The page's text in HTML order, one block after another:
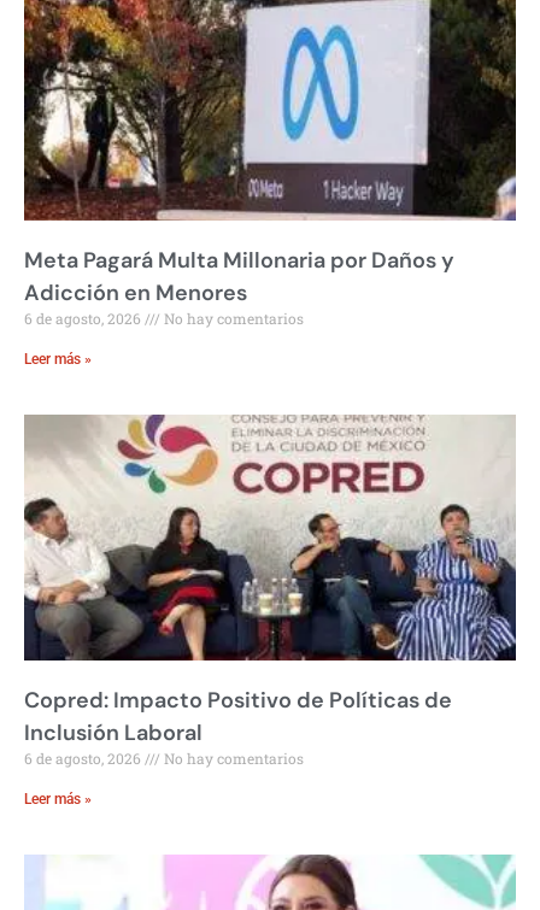
Meta Pagará Multa Millonaria por Daños y
Adicción en Menores
6 de agosto, 2026 No hay comentarios
Leer más »
Copred: Impacto Positivo de Políticas de
Inclusión Laboral
6 de agosto, 2026 No hay comentarios
Leer más »